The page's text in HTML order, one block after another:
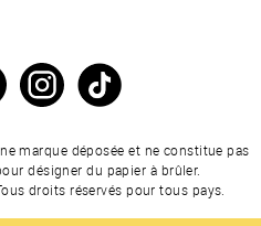
marque déposée et ne constitue pas
désigner du papier à brûler.
droits réservés pour tous pays.